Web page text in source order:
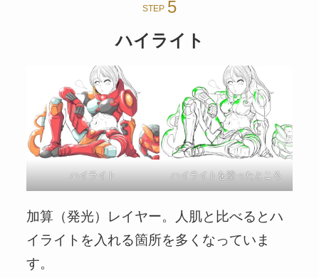
STEP
ハイライト
ハイライト ハイライトを塗ったところ
加算（発光）レイヤー。人肌と比べるとハ
イライトを入れる箇所を多くなっていま
す。